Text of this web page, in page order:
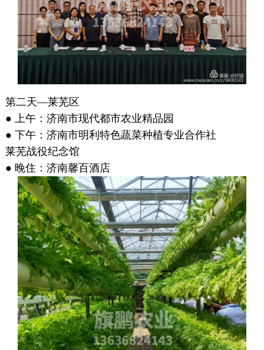
第二天—莱芜区
● 上午：济南市现代都市农业精品园
● 下午：济南市明利特色蔬菜种植专业合作社
莱芜战役纪念馆
● 晚住：济南馨百酒店